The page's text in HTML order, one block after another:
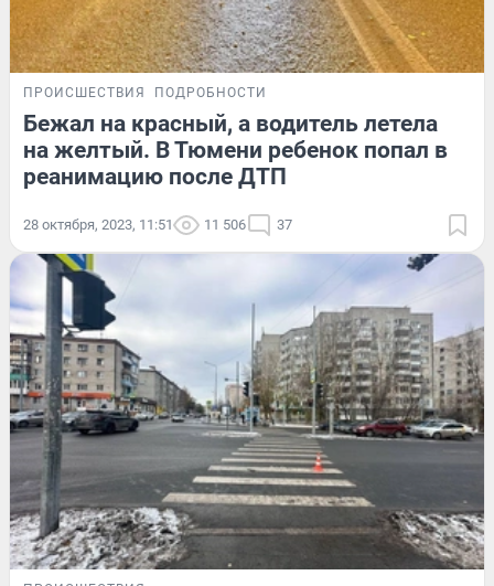
ПРОИСШЕСТВИЯ ПОДРОБНОСТИ
Бежал на красный, а водитель летела
на желтый. В Тюмени ребенок попал в
реанимацию после ДТП
28 октября, 2023, 11:51 11 506 37